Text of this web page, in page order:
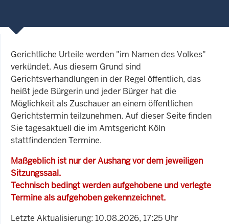
Gerichtliche Urteile werden "im Namen des Volkes"
verkündet. Aus diesem Grund sind
Gerichtsverhandlungen in der Regel öffentlich, das
heißt jede Bürgerin und jeder Bürger hat die
Möglichkeit als Zuschauer an einem öffentlichen
Gerichtstermin teilzunehmen. Auf dieser Seite finden
Sie tagesaktuell die im Amtsgericht Köln
stattfindenden Termine.
Maßgeblich ist nur der Aushang vor dem jeweiligen
Sitzungssaal.
Technisch bedingt werden aufgehobene und verlegte
Termine als aufgehoben gekennzeichnet.
Letzte Aktualisierung: 10.08.2026, 17:25 Uhr